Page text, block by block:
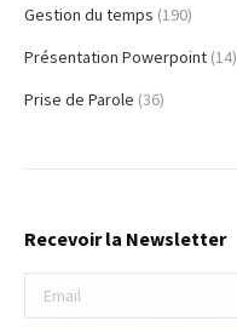
Gestion du temps (190)
Présentation Powerpoint (14)
Prise de Parole (36)
Recevoir la Newsletter